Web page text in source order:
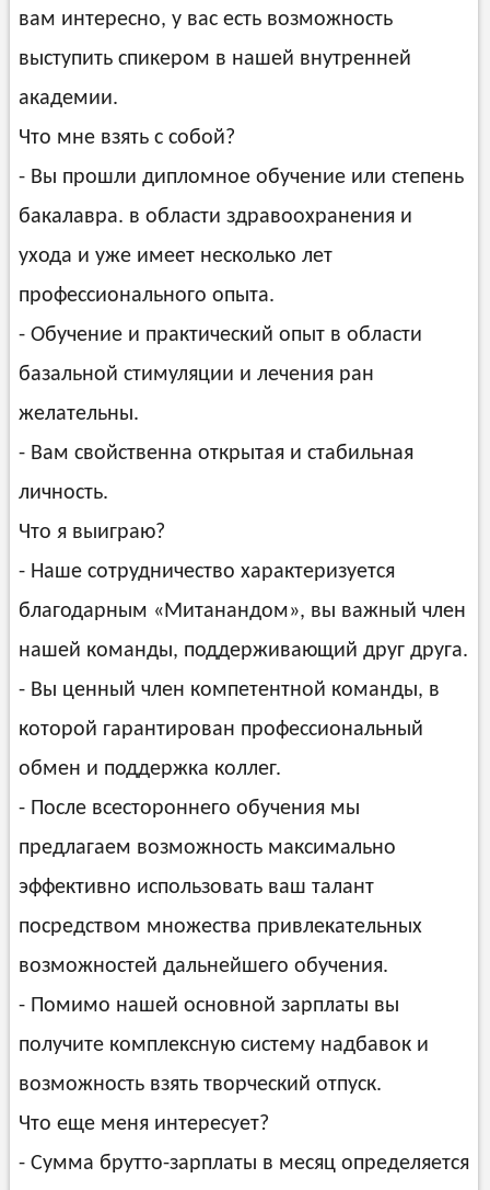
вам интересно, у вас есть возможность
выступить спикером в нашей внутренней
академии.
Что мне взять с собой?
- Вы прошли дипломное обучение или степень
бакалавра. в области здравоохранения и
ухода и уже имеет несколько лет
профессионального опыта.
- Обучение и практический опыт в области
базальной стимуляции и лечения ран
желательны.
- Вам свойственна открытая и стабильная
личность.
Что я выиграю?
- Наше сотрудничество характеризуется
благодарным «Митанандом», вы важный член
нашей команды, поддерживающий друг друга.
- Вы ценный член компетентной команды, в
которой гарантирован профессиональный
обмен и поддержка коллег.
- После всестороннего обучения мы
предлагаем возможность максимально
эффективно использовать ваш талант
посредством множества привлекательных
возможностей дальнейшего обучения.
- Помимо нашей основной зарплаты вы
получите комплексную систему надбавок и
возможность взять творческий отпуск.
Что еще меня интересует?
- Сумма брутто-зарплаты в месяц определяется